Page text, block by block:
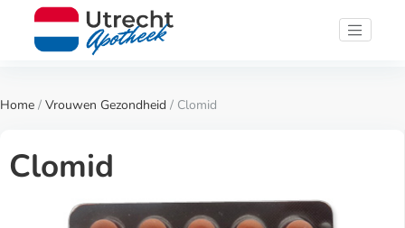
Home / Vrouwen Gezondheid / Clomid
Clomid